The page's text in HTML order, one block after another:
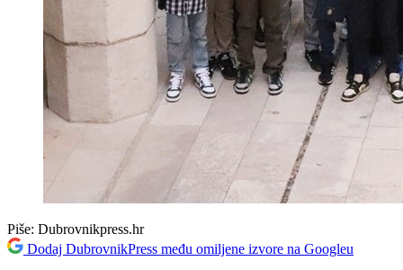
Piše: Dubrovnikpress.hr
Dodaj DubrovnikPress među omiljene izvore na Googleu